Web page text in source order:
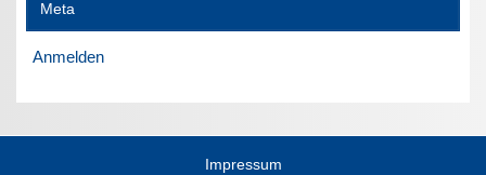
Meta
Anmelden
Impressum